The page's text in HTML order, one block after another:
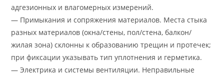
адгезионных и влагомерных измерений.
— Примыкания и сопряжения материалов. Места стыка
разных материалов (окна/стены, пол/стена, балкон/
жилая зона) склонны к образованию трещин и протечек;
при фиксации указывать тип уплотнения и герметика.
— Электрика и системы вентиляции. Неправильные